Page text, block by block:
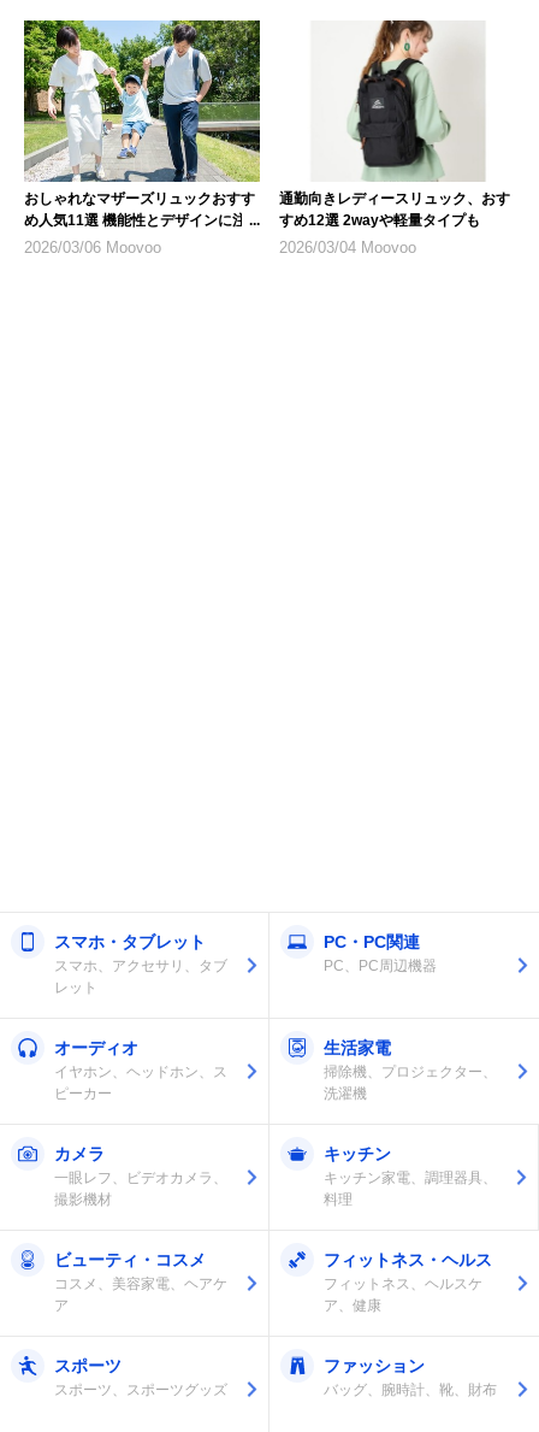
おしゃれなマザーズリュックおすす
め人気11選 機能性とデザインに注
目
2026/03/06 Moovoo
通勤向きレディースリュック、おす
すめ12選 2wayや軽量タイプも
2026/03/04 Moovoo
スマホ・タブレット
スマホ、アクセサリ、タブ
レット
PC・PC関連
PC、PC周辺機器
オーディオ
イヤホン、ヘッドホン、ス
ピーカー
生活家電
掃除機、プロジェクター、
洗濯機
カメラ
一眼レフ、ビデオカメラ、
撮影機材
キッチン
キッチン家電、調理器具、
料理
ビューティ・コスメ
コスメ、美容家電、ヘアケ
ア
フィットネス・ヘルス
フィットネス、ヘルスケ
ア、健康
スポーツ
スポーツ、スポーツグッズ
ファッション
バッグ、腕時計、靴、財布